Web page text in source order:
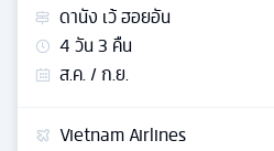
ดานัง เว้ ฮอยอัน
4วัน3 คืน
ส.ค. / ก.ย.
Vietnam Airlines